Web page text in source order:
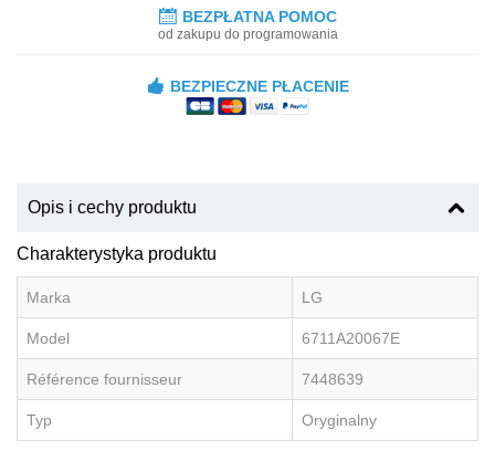
BEZPŁATNA POMOC
od zakupu do programowania
BEZPIECZNE PŁACENIE
Opis i cechy produktu
Charakterystyka produktu
Marka LG
Model 6711A20067E
Référence fournisseur 7448639
Typ Oryginalny